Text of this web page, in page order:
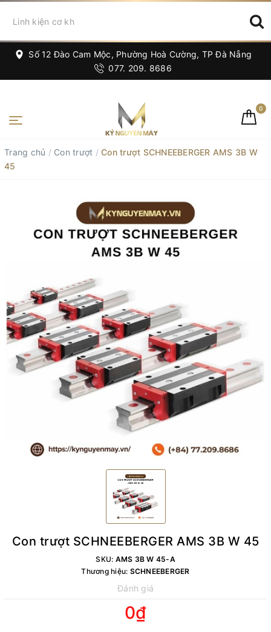
Số 12 Đào Cam Mộc, Phường Hoà Cường, TP Đà Nẵng
077. 209. 8686
0
Trang chủ / Con trượt / Con trượt SCHNEEBERGER AMS 3B W
45
Con trượt SCHNEEBERGER AMS 3B W 45
SKU: AMS 3B W 45-A
Thương hiệu: SCHNEEBERGER
Đánh giá
0₫